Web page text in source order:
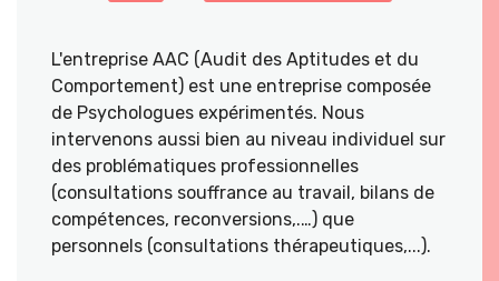
L'entreprise AAC (Audit des Aptitudes et du
Comportement) est une entreprise composée
de Psychologues expérimentés. Nous
intervenons aussi bien au niveau individuel sur
des problématiques professionnelles
(consultations souffrance au travail, bilans de
compétences, reconversions,.…) que
personnels (consultations thérapeutiques,...).